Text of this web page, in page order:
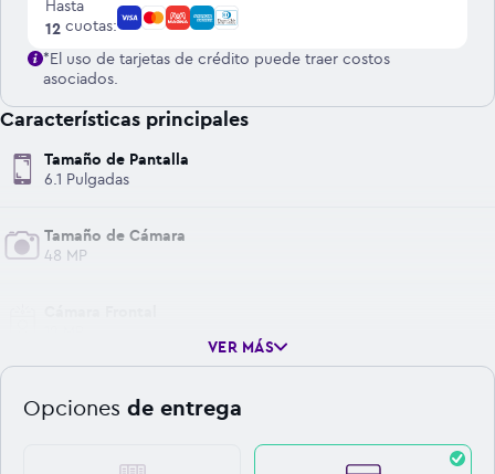
equipo.
Obtén la oferta iniciando sesión
Pago con tarjeta
Hasta
12 cuotas:
*El uso de tarjetas de crédito puede traer costos
asociados.
Características principales
Tamaño de Pantalla
6.1 Pulgadas
Tamaño de Cámara
48 MP
VER MÁS
Opciones de entrega